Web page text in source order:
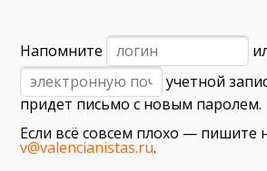
примерно 13 сентября
Севилья — Валенсия
примерно 16 сентября
Алавес — Валенсия
примерно 20 сентября
Валенсия — Реал Сосьедад
Напомните
учетной
придет письмо с новым паролем.
Если всё совсем плохо — пишите
v@valencianistas.ru.